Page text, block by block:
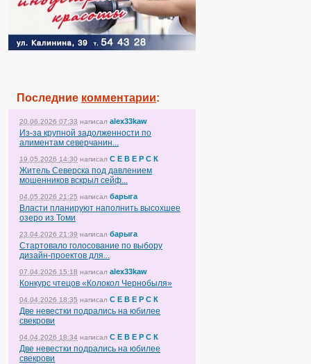
Последние комментарии:
20.06.2026 07:33 написал alex33kaw
Из-за крупной задолженности по
алиментам северчанин...
19.05.2026 14:30 написал С Е В Е Р С К
Житель Северска под давлением
мошенников вскрыл сейф...
04.05.2026 21:25 написал барыга
Власти планируют наполнить высохшее
озеро из Томи
23.04.2026 21:39 написал барыга
Стартовало голосование по выбору
дизайн-проектов для...
07.04.2026 15:18 написал alex33kaw
Конкурс чтецов «Колокол Чернобыля»
04.04.2026 18:35 написал С Е В Е Р С К
Две невестки подрались на юбилее
свекрови
04.04.2026 18:34 написал С Е В Е Р С К
Две невестки подрались на юбилее
свекрови